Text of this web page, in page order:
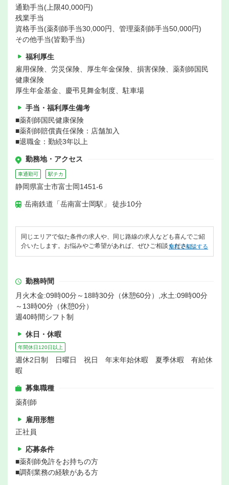
通勤手当(上限40,000円)
残業手当
資格手当(薬剤師手当30,000円、管理薬剤師手当50,000円)
その他手当(皆勤手当)
福利厚生
雇用保険、労災保険、厚生年金保険、損害保険、薬剤師国民
健康保険
厚生年金基金、慶弔見舞金制度、駐車場
手当・福利厚生備考
■薬剤師国民健康保険
■薬剤師賠償責任保険：店舗加入
■退職金：勤続3年以上
勤務地・アクセス
車通勤可 駅チカ
静岡県富士市富士岡1451-6
岳南鉄道「岳南富士岡駅」 徒歩10分
同じエリアで似た条件の求人や、同じ路線の求人なども喜んでご紹
介いたします。お悩みやご希望があれば、ぜひご相談ください。
無料で相談する
勤務時間
月火木金:09時00分～18時30分（休憩60分）,水土:09時00分
～13時00分（休憩0分）
週40時間シフト制
休日・休暇
年間休日120日以上
週休2日制 日曜日 祝日 年末年始休暇 夏季休暇 有給休
暇
募集職種
薬剤師
雇用形態
正社員
応募条件
■薬剤師免許をお持ちの方
■調剤業務の経験がある方